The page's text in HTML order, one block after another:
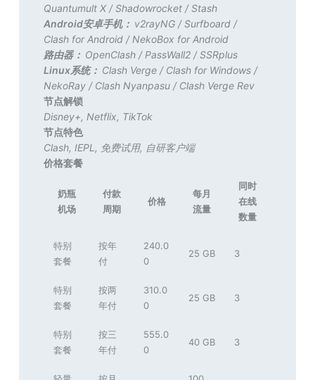
Quantumult X /Shadowrocket /Stash
Android安卓手机： v2rayNG /Surfboard /
Clash for Android / NekoBox for Android
路由器： OpenClash / PassWall2 /SSRplus
Linux系统： Clash Verge / Clash for Windows /
NekoRay / Clash Nyanpasu / Clash Verge Rev
节点解锁
Disney+, Netflix, TikTok
节点特色
Clash, IEPL , 免费试用, 自研客户端
价格套餐
奶瓶
机场
付款
周期
价格
每月
流量
同时
在线
数量
特别
套餐
按年
付
240.0
0
25 GB 3
特别
套餐
按两
年付
310.0
0
25 GB 3
特别
套餐
按三
年付
555.0
0
40 GB 3